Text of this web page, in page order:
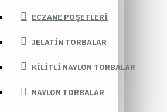
ECZANE POŞETLERI
JELATIN TORBALAR
KILITLI NAYLON TORBALAR
NAYLON TORBALAR